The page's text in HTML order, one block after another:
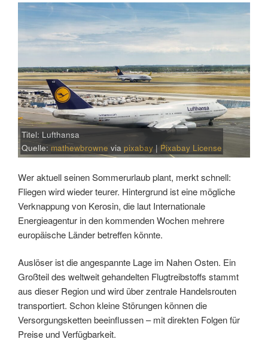
Titel: Lufthansa
Quelle: mathewbrowne viapixabay | Pixabay License
Wer aktuell seinen Sommerurlaub plant, merkt schnell:
Fliegen wird wieder teurer. Hintergrund ist eine mögliche
Verknappung von Kerosin, die laut Internationale
Energieagentur in den kommenden Wochen mehrere
europäische Länder betreffen könnte.
Auslöser ist die angespannte Lage im Nahen Osten. Ein
Großteil des weltweit gehandelten Flugtreibstoffs stammt
aus dieser Region und wird über zentrale Handelsrouten
transportiert. Schon kleine Störungen können die
Versorgungsketten beeinflussen – mit direkten Folgen für
Preise und Verfügbarkeit.